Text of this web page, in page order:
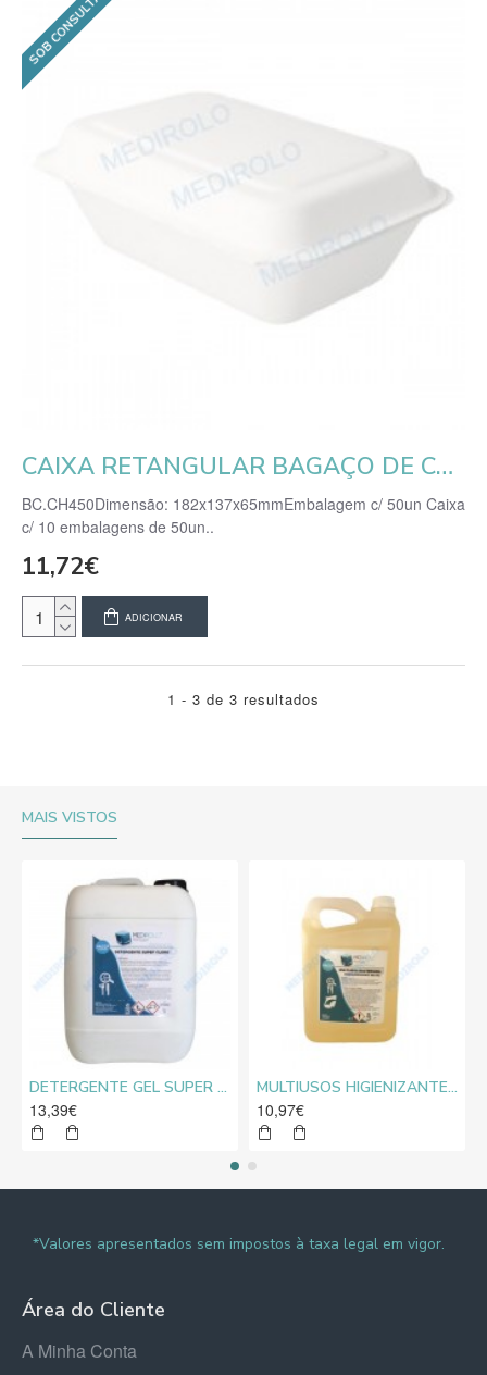
SOB CONSULTA
CAIXA RETANGULAR BAGAÇO DE CANA 600ML - EMB. 50 UN.
BC.CH450Dimensão: 182x137x65mmEmbalagem c/ 50un Caixa
c/ 10 embalagens de 50un..
11,72€
ADICIONAR
1 - 3 de 3 resultados
MAIS VISTOS
DETERGENTE GEL SUPER CLORO MEDIROLO® 10L
13,39€
MULTIUSOS HIGIENIZANTE DESENGORDURANTE NEUTRO MEDIROLO® 5L
10,97€
*Valores apresentados sem impostos à taxa legal em vigor.
Área do Cliente
A Minha Conta